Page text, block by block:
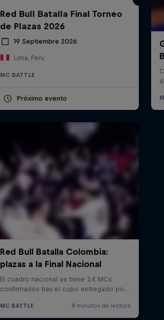
Red Bull Batalla Final Torneo
de Plazas 2026
19 Septiembre 2026
Lima, Peru
MC BATTLE
Próximo evento